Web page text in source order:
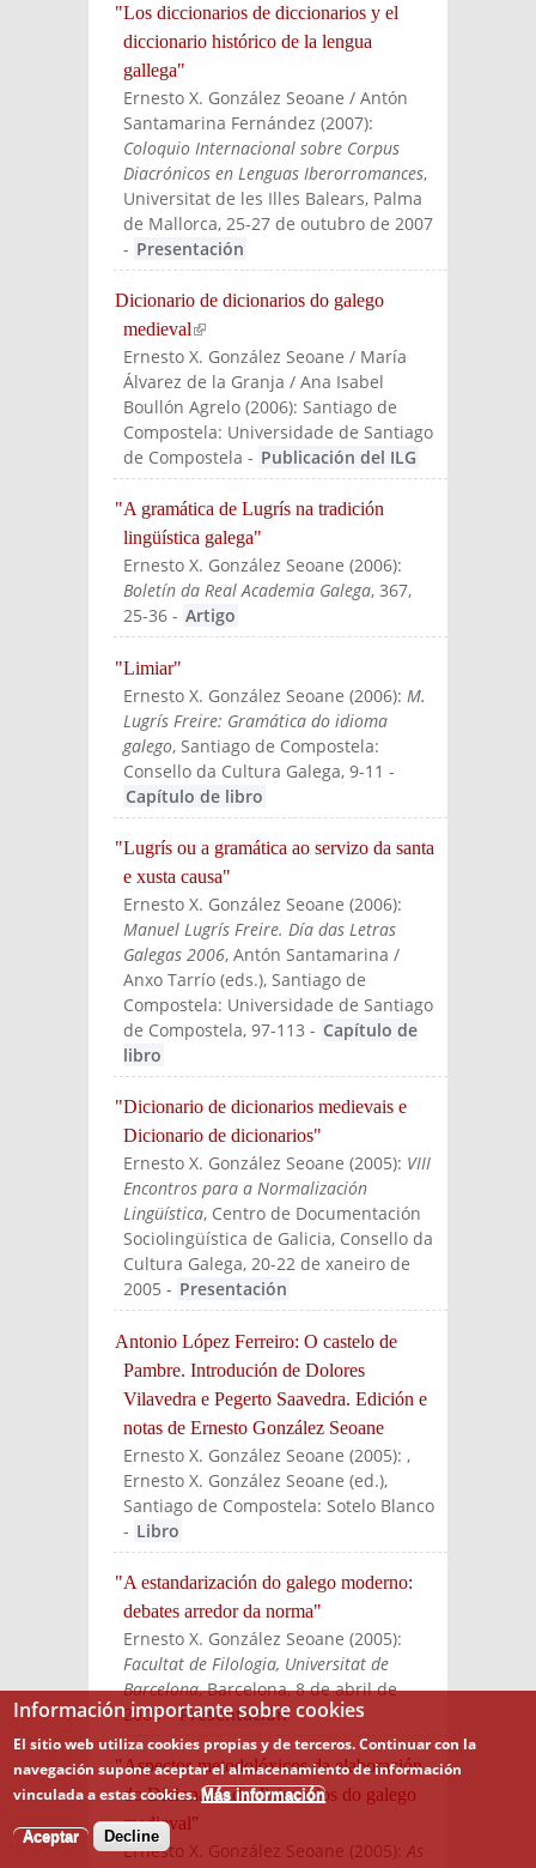
"Los diccionarios de diccionarios y el
diccionario histórico de la lengua
gallega"
Ernesto X. González Seoane / Antón
Santamarina Fernández (2007):
Coloquio Internacional sobre Corpus
Diacrónicos en Lenguas Iberorromances,
Universitat de les Illes Balears, Palma
de Mallorca, 25-27 de outubro de 2007
- Presentación
Dicionario de dicionarios do galego
medieval(link is external)
Ernesto X. González Seoane / María
Álvarez de la Granja / Ana Isabel
Boullón Agrelo (2006):Santiago de
Compostela: Universidade de Santiago
de Compostela - Publicación del ILG
"A gramática de Lugrís na tradición
lingüística galega"
Ernesto X. González Seoane (2006):
Boletín da Real Academia Galega, 367,
25-36 - Artigo
"Limiar"
Ernesto X. González Seoane (2006): M.
Lugrís Freire: Gramática do idioma
galego, Santiago de Compostela:
Consello da Cultura Galega, 9-11 -
Capítulo de libro
"Lugrís ou a gramática ao servizo da santa
e xusta causa"
Ernesto X. González Seoane (2006):
Manuel Lugrís Freire. Día das Letras
Galegas 2006, Antón Santamarina /
Anxo Tarrío (eds.), Santiago de
Compostela: Universidade de Santiago
de Compostela, 97-113 - Capítulo de
libro
"Dicionario de dicionarios medievais e
Dicionario de dicionarios"
Ernesto X. González Seoane (2005): VIII
Encontros para a Normalización
Lingüística, Centro de Documentación
Sociolingüística de Galicia, Consello da
Cultura Galega, 20-22 de xaneiro de
2005 - Presentación
Antonio López Ferreiro: O castelo de
Pambre. Introdución de Dolores
Vilavedra e Pegerto Saavedra. Edición e
notas de Ernesto González Seoane
Ernesto X. González Seoane (2005): ,
Ernesto X. González Seoane (ed.),
Santiago de Compostela: Sotelo Blanco
- Libro
"A estandarización do galego moderno:
debates arredor da norma"
Ernesto X. González Seoane (2005):
Facultat de Filologia, Universitat de
Barcelona, Barcelona, 8 de abril de
2005-Presentación
"Aspectos metodolóxicos da elaboración
do Dicionario de dicionarios do galego
medieval"
Ernesto X. González Seoane (2005):As
Información importante sobre cookies
El sitio web utiliza cookies propias y de terceros. Continuar con la
navegación supone aceptar el almacenamiento de información
vinculada a estas cookies. Más información
Aceptar Decline